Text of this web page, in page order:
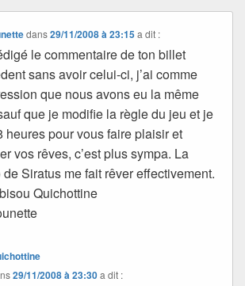
dans29/11/2008 à 23:15 a dit :
le commentaire de ton billet
sans avoir celui-ci, j’ai comme
que nous avons eu la même
que je modifie la règle du jeu et je
heures pour vous faire plaisir et
vos rêves, c’est plus sympa. La
de Siratus me fait rêver effectivement.
Quichottine
29/11/2008 à 23:30a dit :